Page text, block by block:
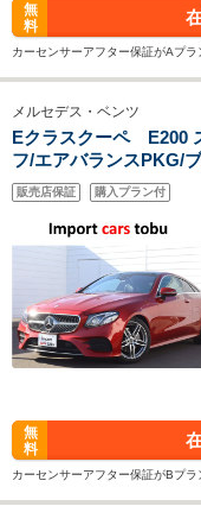
無
料
カーセンサーアフター保証がAプ
メルセデス・ベンツ
Eクラスクーペ E200
フ/エアバランスPKG/
セーフティPKG/純正ナ
ートヒーター/LEDヘッ
販売店保証 購入プラン付
無
料
カーセンサーアフター保証がBプ